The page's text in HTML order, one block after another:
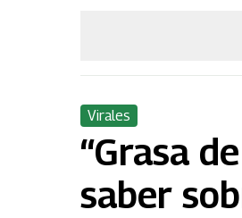
Virales
“Grasa
saber